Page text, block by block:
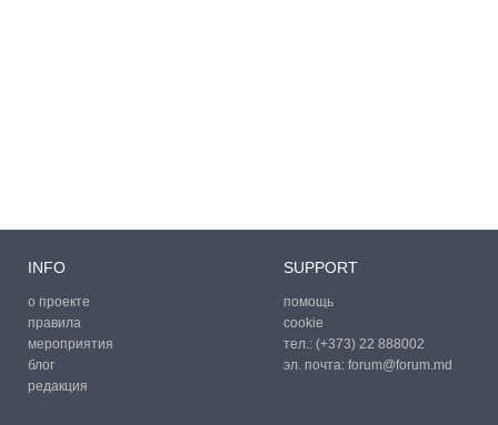
INFO
о проекте
правила
мероприятия
блог
редакция
SUPPORT
помощь
cookie
тел.: (+373) 22 888002
эл. почта: forum@forum.md